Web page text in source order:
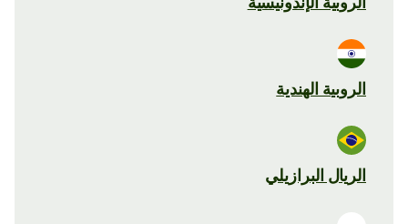
الروبية الهندية
الريال البرازيلي